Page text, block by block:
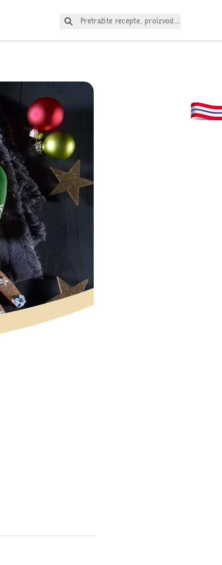
Pretražite recepte, proizvode itd.